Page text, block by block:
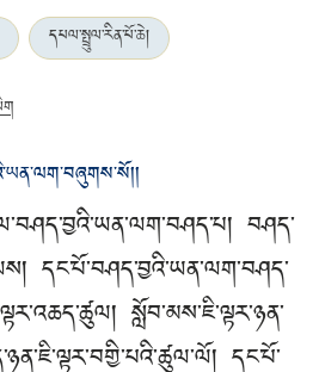
དཔལ་སྤྲུལ་རིན་པོ་ཆེ།
།
བཤད་
དང་པོ་བཤད་བྱའི་ཡན་ལག་བཤད་
སློབ་མས་ཇི་ལྟར་ཉན་